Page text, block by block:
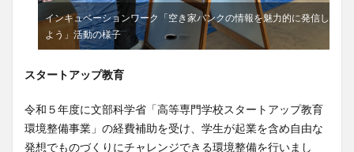
インキュベーションワーク「空き家バンクの情報を魅力的に発信し
よう」活動の様子
スタートアップ教育
令和５年度に文部科学省「高等専門学校スタートアップ教育
環境整備事業」の経費補助を受け、学生が起業を含め自由な
発想でものづくりにチャレンジできる環境整備を行いまし